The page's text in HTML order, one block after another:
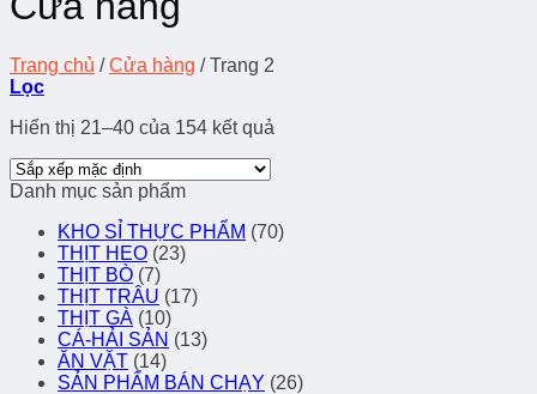
Trang chủ / Cửa hàng /Trang 2
Lọc
Hiển thị 21–40 của 154 kết quả
Danh mục sản phẩm
KHO SỈ THỰC PHẨM (70)
THỊT HEO (23)
THỊT BÒ (7)
THỊT TRÂU (17)
THỊT GÀ (10)
CÁ-HẢI SẢN (13)
ĂN VẶT (14)
SẢN PHẨM BÁN CHẠY (26)